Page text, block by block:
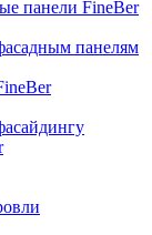
панели FineBer
панелям